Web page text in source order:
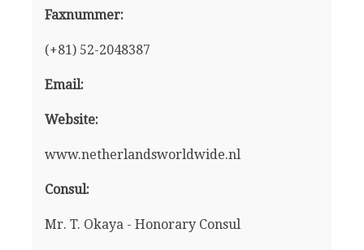
Faxnummer:
(+81) 52-2048387
Email:
Website:
www.netherlandsworldwide.nl
Consul:
Mr. T. Okaya - Honorary Consul